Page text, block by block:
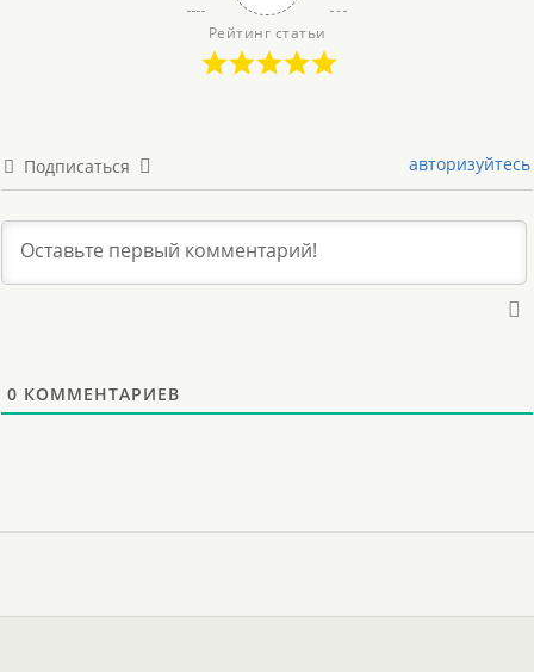
Рейтинг статьи
Подписаться авторизуйтесь
0 КОММЕНТАРИЕВ